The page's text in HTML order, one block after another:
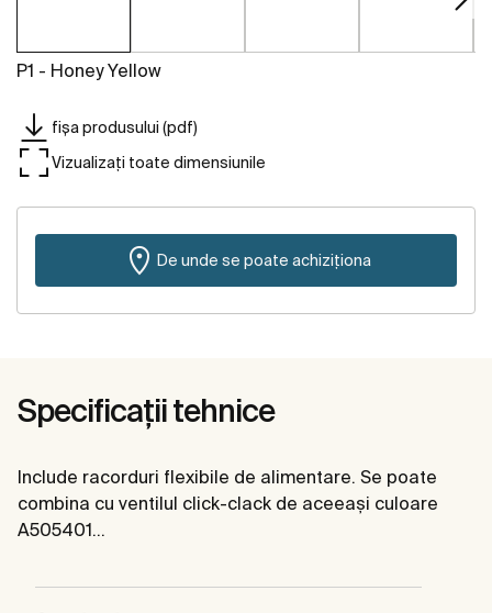
P1 - Honey Yellow
fișa produsului (pdf)
Vizualizați toate dimensiunile
De unde se poate achiziționa
Specificații tehnice
Include racorduri flexibile de alimentare. Se poate
combina cu ventilul click-clack de aceeași culoare
A505401...